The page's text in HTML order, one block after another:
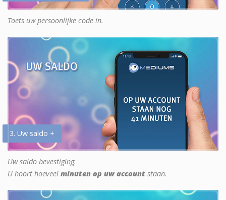
Toets uw persoonlijke code in.
3. Uw saldo +
Uw saldo bevestiging.
U hoort hoeveel minuten op uw account staan.